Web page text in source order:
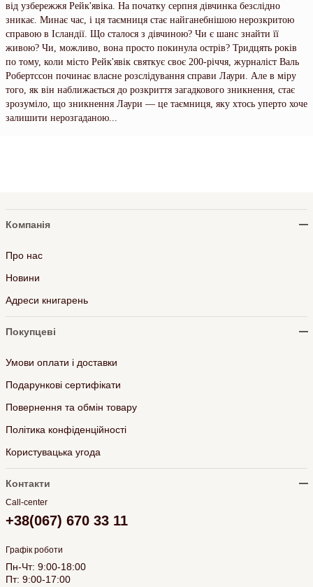
від узбережжя Рейк'явіка. На початку серпня дівчинка безслідно
зникає. Минає час, і ця таємниця стає найганебнішою нерозкритою
справою в Ісландії. Що сталося з дівчиною? Чи є шанс знайти її
живою? Чи, можливо, вона просто покинула острів? Тридцять років
по тому, коли місто Рейк'явік святкує своє 200-річчя, журналіст Валь
Робертссон починає власне розслідування справи Лаури. Але в міру
того, як він наближається до розкриття загадкового зникнення, стає
зрозуміло, що зникнення Лаури — це таємниця, яку хтось уперто хоче
залишити нерозгаданою...
Компанія
Про нас
Новини
Адреси книгарень
Покупцеві
Умови оплати і доставки
Подарункові сертифікати
Повернення та обмін товару
Політика конфіденційності
Користувацька угода
Контакти
Call-center
+38(067) 670 33 11
Графік роботи
Пн-Чт: 9:00-18:00
Пт: 9:00-17:00